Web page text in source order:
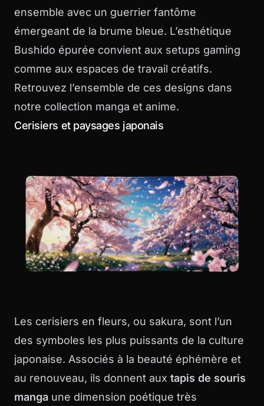
ensemble avec un guerrier fantôme
émergeant de la brume bleue. L’esthétique
Bushido épurée convient aux setups gaming
comme aux espaces de travail créatifs.
Retrouvez l’ensemble de ces designs dans
notre collection manga et anime.
Cerisiers et paysages japonais
Les cerisiers en fleurs, ou sakura, sont l’un
des symboles les plus puissants de la culture
japonaise. Associés à la beauté éphémère et
au renouveau, ils donnent aux tapis de souris
manga une dimension poétique très